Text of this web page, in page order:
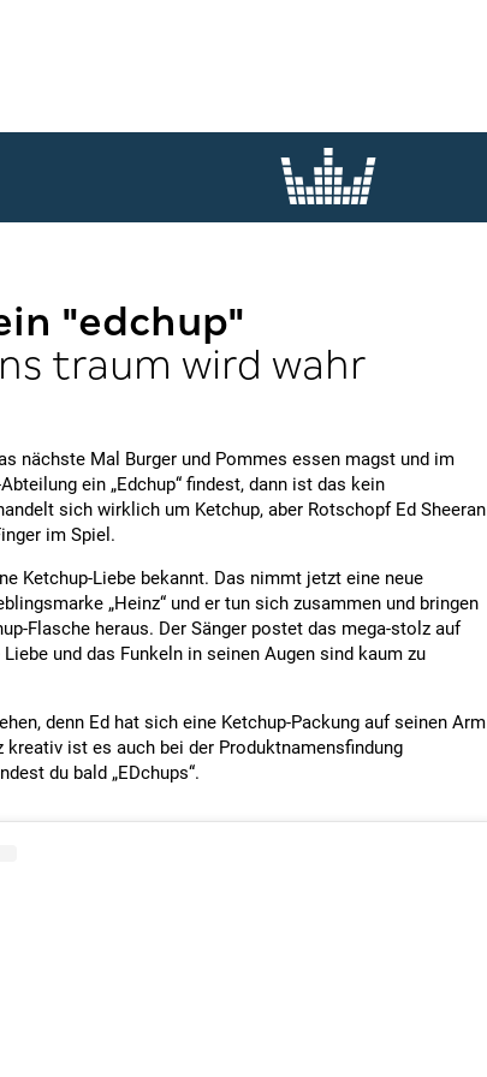
"edchup"
traum wird wahr
nächste Mal Burger und Pommes essen magst und im
ein „Edchup“ findest, dann ist das kein
sich wirklich um Ketchup, aber Rotschopf Ed Sheeran
im Spiel.
Ketchup-Liebe bekannt. Das nimmt jetzt eine neue
„Heinz“ und er tun sich zusammen und bringen
Flasche heraus. Der Sänger postet das mega-stolz auf
und das Funkeln in seinen Augen sind kaum zu
denn Ed hat sich eine Ketchup-Packung auf seinen Arm
kreativ ist es auch bei der Produktnamensfindung
du bald „EDchups“.